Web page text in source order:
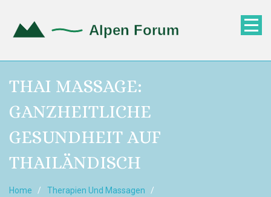
THAI MASSAGE:
GANZHEITLICHE
GESUNDHEIT AUF
THAILÄNDISCH
Home
Therapien Und Massagen